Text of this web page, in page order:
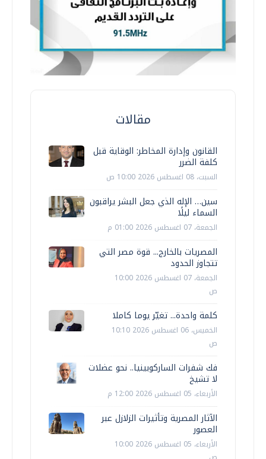
مقالات
القانون وإدارة المخاطر: الوقاية قبل
كلفة الضرر
السبت، 08 اغسطس 2026 10:00 ص
سين… الإله الذي جعل البشر يراقبون
السماء ليلًا
الجمعة، 07 اغسطس 2026 01:00 م
المصريات بالخارج... قوة مصر التي
تتجاوز الحدود
الجمعة، 07 اغسطس 2026 10:00
ص
كلمة واحدة... تغيّر يوما كاملا
الخميس، 06 اغسطس 2026 10:10
ص
فك شفرات الساركوبينيا.. نحو عضلات
لا تشيخ
الأربعاء، 05 اغسطس 2026 12:00 م
الآثار المصرية وتأثيرات الزلازل عبر
العصور
الأربعاء، 05 اغسطس 2026 10:00